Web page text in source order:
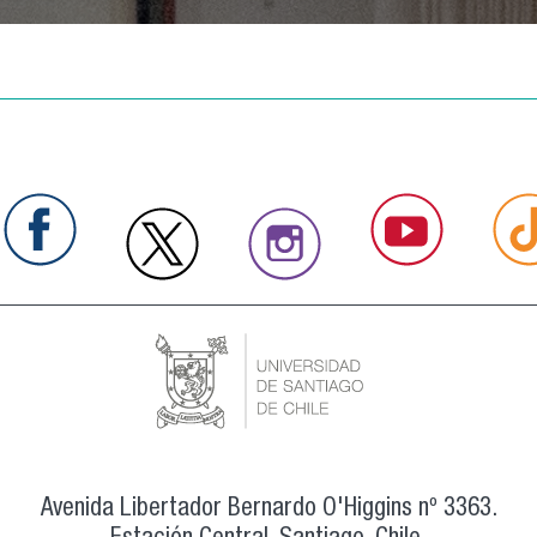
Avenida Libertador Bernardo O'Higgins nº 3363.